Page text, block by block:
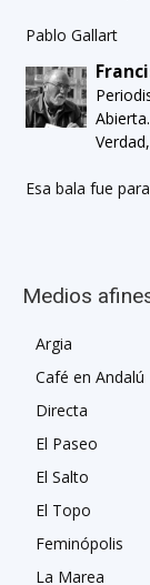
Pablo Gallart
Esa bala fue
Medios
Argia
Café en Andalú
Directa
El Paseo
El Salto
El Topo
Feminópolis
La Marea